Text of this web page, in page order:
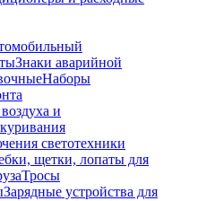
Знаки аварийной
Наборы
и
светотехники
щетки, лопаты для
Тросы
Зарядные устройства для